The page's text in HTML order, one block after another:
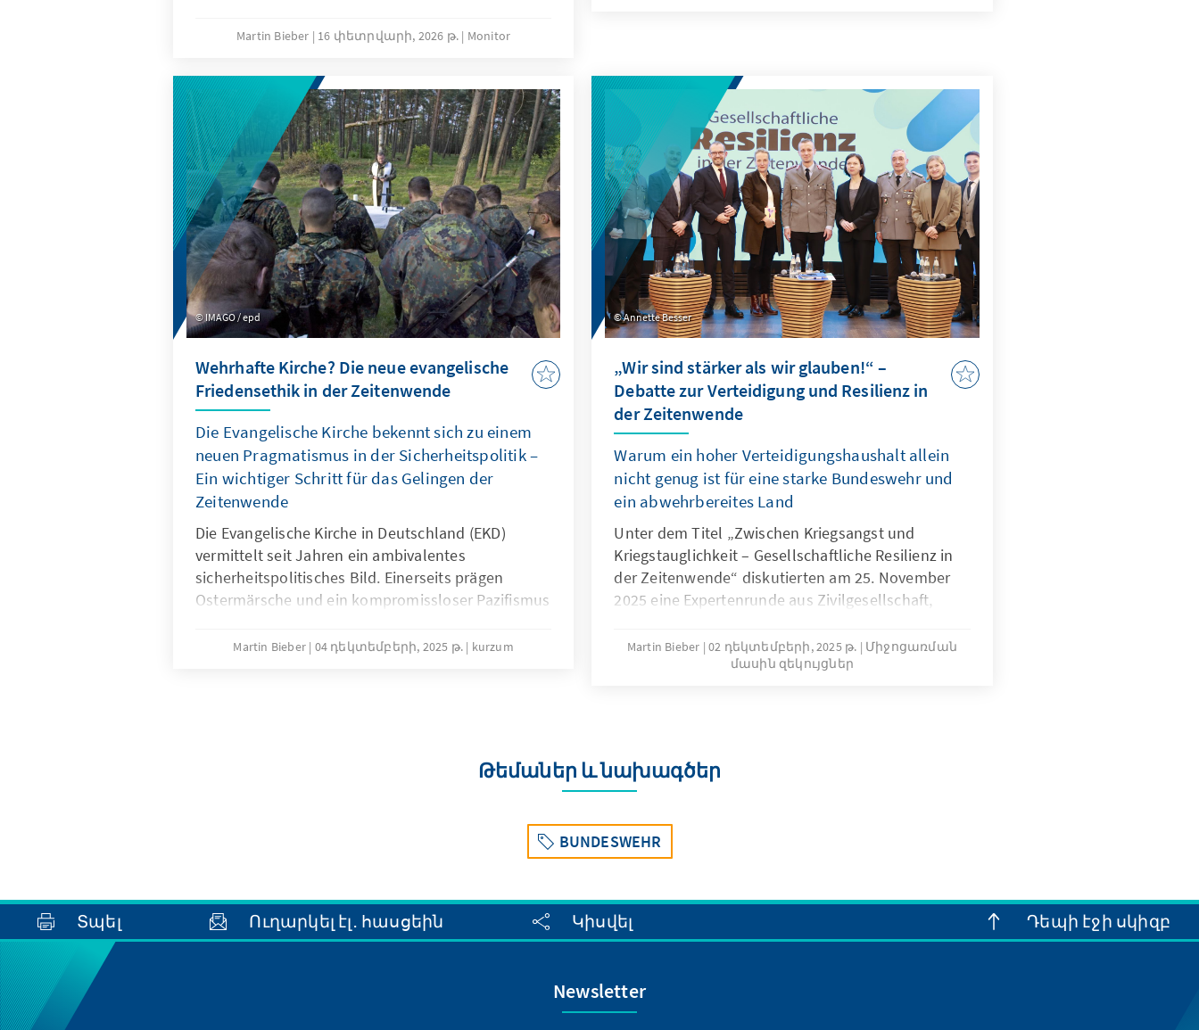
Rahmenbedingungen. Obwohl die Reform die Ziele
erfüllen dürfte, drängen Expertinnen und Experten
auf stärkere Pflichtelemente. Diese sollten zudem
auch Frauen und eine nachhaltige Sicherung der
Wehrgerechtigkeit umfassen. Anderenfalls droht
die Vorgabe von 260.000 Kräften in der aktiven
Truppe bis 2035 nicht erreicht zu werden.
Martin Bieber 16 փետրվարի, 2026 թ. Monitor
können.
IMAGO / epd
Wehrhafte Kirche? Die neue evangelische
Friedensethik in der Zeitenwende
Die Evangelische Kirche bekennt sich zu einem
neuen Pragmatismus in der Sicherheitspolitik –
Ein wichtiger Schritt für das Gelingen der
Zeitenwende
Die Evangelische Kirche in Deutschland (EKD)
vermittelt seit Jahren ein ambivalentes
sicherheitspolitisches Bild. Einerseits prägen
Ostermärsche und ein kompromissloser Pazifismus
engagieren sich evangelische Geistliche in der
Martin Bieber 04 դեկտեմբերի, 2025 թ. kurzum
Annette Besser
„Wir sind stärker als wir glauben!“ –
Debatte zur Verteidigung und Resilienz in
der Zeitenwende
Warum ein hoher Verteidigungshaushalt allein
nicht genug ist für eine starke Bundeswehr und
ein abwehrbereites Land
Unter dem Titel „Zwischen Kriegsangst und
Kriegstauglichkeit – Gesellschaftliche Resilienz in
der Zeitenwende“ diskutierten am 25. November
2025 eine Expertenrunde aus Zivilgesellschaft,
Wissenschaft und Militär mit den Anwesenden im
Saal über die Rolle der Medien im Krieg und wie die
Martin Bieber 02 դեկտեմբերի, 2025 թ.
Միջոցառման
մասին զեկույցներ
Թեմաներ և նախագծեր
BUNDESWEHR
Տպել Ուղարկել էլ․ հասցեին Կիսվել Դեպի էջի սկիզբ
Newsletter